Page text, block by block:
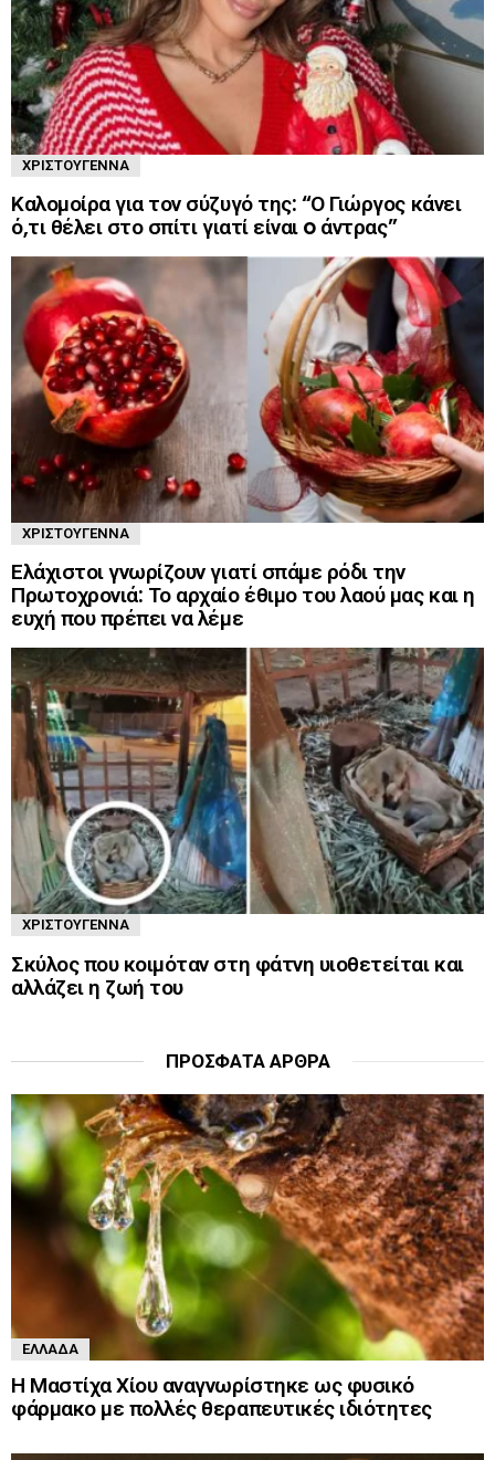
ΧΡΙΣΤΟΎΓΕΝΝΑ
Καλομοίρα για τον σύζυγό της: “Ο Γιώργος κάνει
ό,τι θέλει στο σπίτι γιατί είναι o άντρας”
ΧΡΙΣΤΟΎΓΕΝΝΑ
Ελάχιστοι γνωρίζουν γιατί σπάμε ρόδι την
Πρωτοχρονιά: Το αρχαίο έθιμο του λαού μας και η
ευχή που πρέπει να λέμε
ΧΡΙΣΤΟΎΓΕΝΝΑ
Σκύλος που κοιμόταν στη φάτνη υιοθετείται και
αλλάζει η ζωή του
ΠΡΌΣΦΑΤΑ ΆΡΘΡΑ
ΕΛΛΆΔΑ
Η Μαστίχα Χίου αναγνωρίστηκε ως φυσικό
φάρμακο με πολλές θεραπευτικές ιδιότητες